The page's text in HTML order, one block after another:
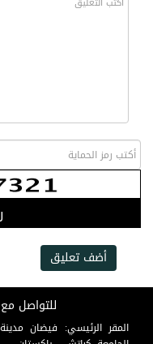
أضف تعليق
للتواصل
المقر الرئيسي: فيضان